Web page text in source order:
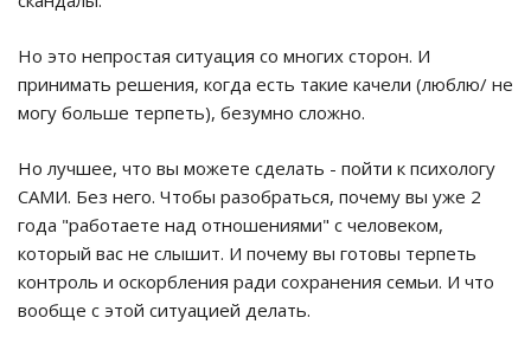
Но это непростая ситуация со многих сторон. И
принимать решения, когда есть такие качели (люблю/ не
могу больше терпеть), безумно сложно.
Но лучшее, что вы можете сделать - пойти к психологу
САМИ. Без него. Чтобы разобраться, почему вы уже 2
года "работаете над отношениями" с человеком,
который вас не слышит. И почему вы готовы терпеть
контроль и оскорбления ради сохранения семьи. И что
вообще с этой ситуацией делать.